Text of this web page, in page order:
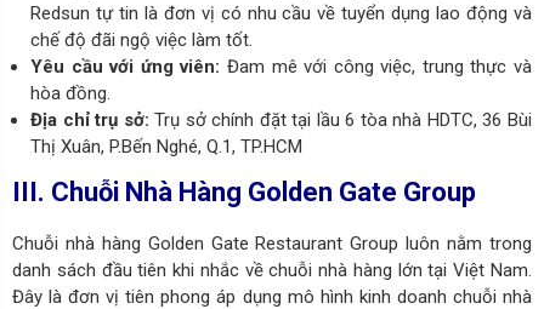
Redsun tự tin là đơn vị có nhu cầu về tuyển dụng lao động và
chế độ đãi ngộ việc làm tốt.
Yêu cầu với ứng viên: Đam mê với công việc, trung thực và
hòa đồng.
Địa chỉ trụ sở:Trụ sở chính đặt tại lầu 6 tòa nhà HDTC, 36 Bùi
Thị Xuân, P.Bến Nghé, Q.1, TP.HCM
III. Chuỗi Nhà Hàng Golden Gate Group
Chuỗi nhà hàng Golden Gate Restaurant Group luôn nằm trong
danh sách đầu tiên khi nhắc về chuỗi nhà hàng lớn tại Việt Nam.
Đây là đơn vị tiên phong áp dụng mô hình kinh doanh chuỗi nhà